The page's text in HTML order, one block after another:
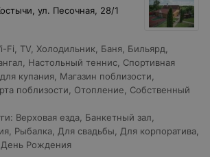
ул. Песочная, 28/1
Fi TV Холодильник Баня Бильярд
Настольный теннис Спортивная
купания Магазин поблизости
поблизости
Отопление
Собственный
: Верховая езда Банкетный зал
Рыбалка Для свадьбы Для корпоратива
Рождения